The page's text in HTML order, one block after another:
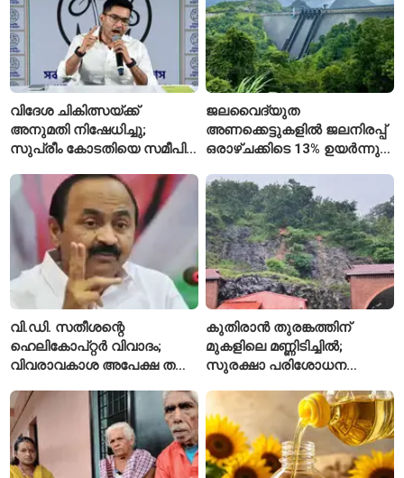
വിദേശ ചികിത്സയ്ക്ക്
അനുമതി നിഷേധിച്ചു;
സുപ്രീം കോടതിയെ സമീപിച്ച്
ജലവൈദ്യുത
അണക്കെട്ടുകളിൽ ജലനിരപ്പ്
ഒരാഴ്ചക്കിടെ 13% ഉയർന്നു;
ഇപ്പോഴും കുറവ്
വി.ഡി. സതീശന്റെ
ഹെലികോപ്റ്റർ വിവാദം;
വിവരാവകാശ അപേക്ഷ തള്ളി
കുതിരാൻ തുരങ്കത്തിന്
മുകളിലെ മണ്ണിടിച്ചിൽ;
സുരക്ഷാ പരിശോധന